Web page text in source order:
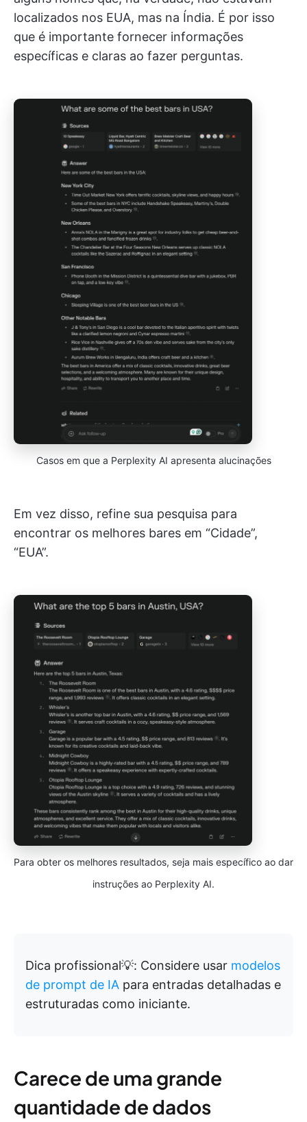
localizados nos EUA, mas na Índia. É por isso
que é importante fornecer informações
específicas e claras ao fazer perguntas.
Casos em que a Perplexity AI apresenta alucinações
Em vez disso, refine sua pesquisa para
encontrar os melhores bares em “Cidade”,
“EUA”.
Para obter os melhores resultados, seja mais específico ao dar
instruções ao Perplexity AI.
Dica profissional💡: Considere usar modelos
de prompt de IA para entradas detalhadas e
estruturadas como iniciante.
Carece de uma grande
quantidade de dados